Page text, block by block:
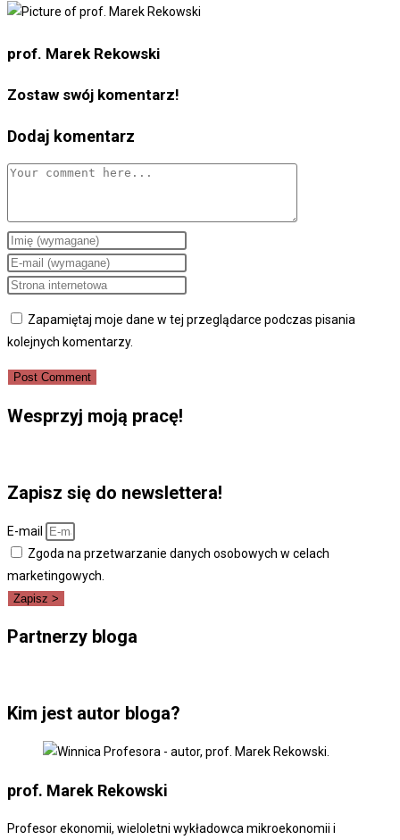
prof. Marek Rekowski
Zostaw swój komentarz!
Dodaj komentarz
Comment
Enter
your
name
username
to
comment
Enter
your
address
to
comment
Enter
website
URL
(optional)
Zapamiętaj moje dane w tej przeglądarce podczas pisania
kolejnych komentarzy.
Wesprzyj moją pracę!
Zapisz się do newslettera!
E-mail
Zgoda na przetwarzanie danych osobowych w celach
marketingowych.
Zapisz >
Partnerzy bloga
Kim jest autor bloga?
prof. Marek Rekowski
Profesor ekonomii, wieloletni wykładowca mikroekonomii i